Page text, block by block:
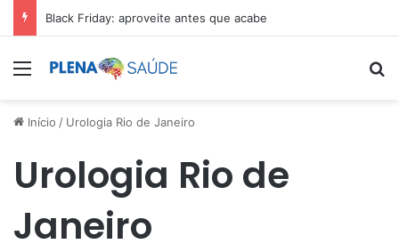
Black Friday: aproveite antes que acabe
Menu
Início / Urologia Rio de Janeiro
Urologia Rio de
Janeiro